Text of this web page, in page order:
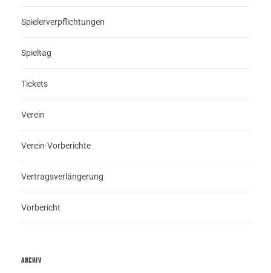
Spielerverpflichtungen
Spieltag
Tickets
Verein
Verein-Vorberichte
Vertragsverlängerung
Vorbericht
ARCHIV